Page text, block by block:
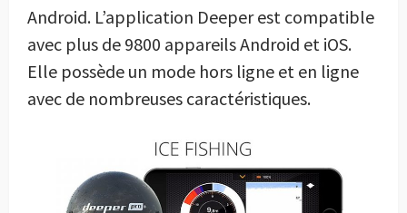
Android. L’application Deeper est compatible
avec plus de 9800 appareils Android et iOS.
Elle possède un mode hors ligne et en ligne
avec de nombreuses caractéristiques.